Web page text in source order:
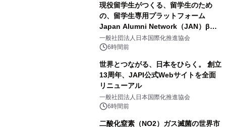
現役留学生がつくる、留学生のため
の、留学生専用プラットフォーム
Japan Alumni Network（JAN）β版
をリリース
一般社団法人日本国際化推進協会
6時間前
世界とつながる、日本をひらく。 創立
13周年、JAPI公式Webサイトを全面
リニューアル
一般社団法人日本国際化推進協会
6時間前
二酸化窒素（NO2）ガス滅菌の世界市